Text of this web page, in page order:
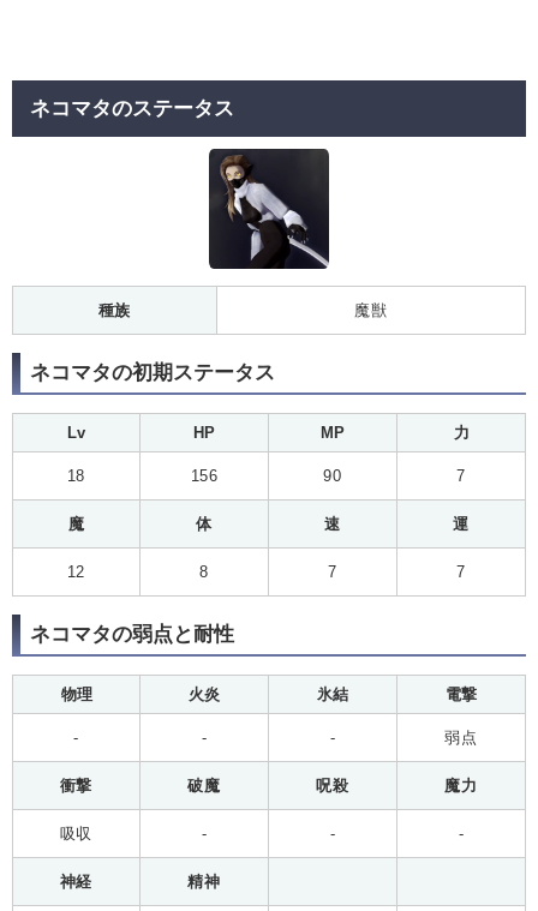
ネコマタのステータス
種族 魔獣
ネコマタの初期ステータス
Lv HP MP 力
18 156 90 7
魔 体 速 運
12 8 7 7
ネコマタの弱点と耐性
物理 火炎 氷結 電撃
- - - 弱点
衝撃 破魔 呪殺 魔力
吸収 - - -
神経 精神